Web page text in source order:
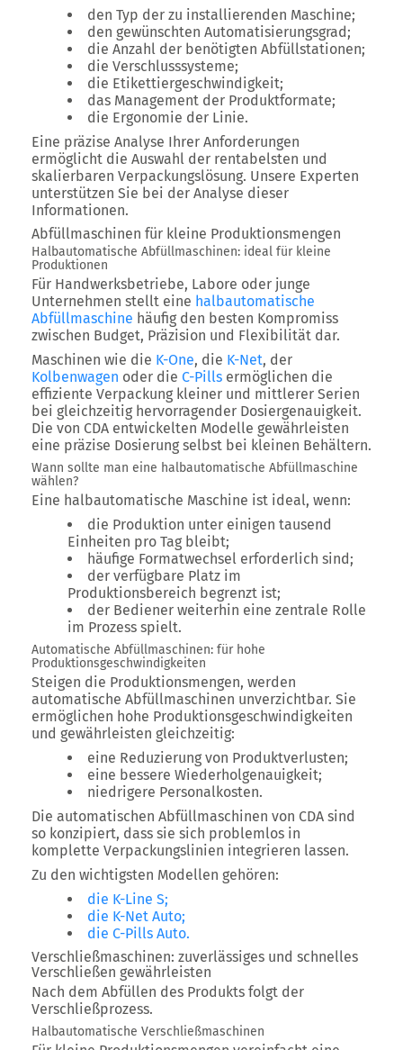
den Typ der zu installierenden Maschine;
den gewünschten Automatisierungsgrad;
die Anzahl der benötigten Abfüllstationen;
die Verschlusssysteme;
die Etikettiergeschwindigkeit;
das Management der Produktformate;
die Ergonomie der Linie.
Eine präzise Analyse Ihrer Anforderungen
ermöglicht die Auswahl der rentabelsten und
skalierbaren Verpackungslösung. Unsere Experten
unterstützen Sie bei der Analyse dieser
Informationen.
Abfüllmaschinen für kleine Produktionsmengen
Halbautomatische Abfüllmaschinen: ideal für kleine
Produktionen
Für Handwerksbetriebe, Labore oder junge
Unternehmen stellt eine halbautomatische
Abfüllmaschine häufig den besten Kompromiss
zwischen Budget, Präzision und Flexibilität dar.
Maschinen wie die K-One, die K-Net, der
Kolbenwagen oder die C-Pills ermöglichen die
effiziente Verpackung kleiner und mittlerer Serien
bei gleichzeitig hervorragender Dosiergenauigkeit.
Die von CDA entwickelten Modelle gewährleisten
eine präzise Dosierung selbst bei kleinen Behältern.
Wann sollte man eine halbautomatische Abfüllmaschine
wählen?
Eine halbautomatische Maschine ist ideal, wenn:
die Produktion unter einigen tausend
Einheiten pro Tag bleibt;
häufige Formatwechsel erforderlich sind;
der verfügbare Platz im
Produktionsbereich begrenzt ist;
der Bediener weiterhin eine zentrale Rolle
im Prozess spielt.
Automatische Abfüllmaschinen: für hohe
Produktionsgeschwindigkeiten
Steigen die Produktionsmengen, werden
automatische Abfüllmaschinen unverzichtbar. Sie
ermöglichen hohe Produktionsgeschwindigkeiten
und gewährleisten gleichzeitig:
eine Reduzierung von Produktverlusten;
eine bessere Wiederholgenauigkeit;
niedrigere Personalkosten.
Die automatischen Abfüllmaschinen von CDA sind
so konzipiert, dass sie sich problemlos in
komplette Verpackungslinien integrieren lassen.
Zu den wichtigsten Modellen gehören:
die K-Line S;
die K-Net Auto;
die C-Pills Auto.
Verschließmaschinen: zuverlässiges und schnelles
Verschließen gewährleisten
Nach dem Abfüllen des Produkts folgt der
Verschließprozess.
Halbautomatische Verschließmaschinen